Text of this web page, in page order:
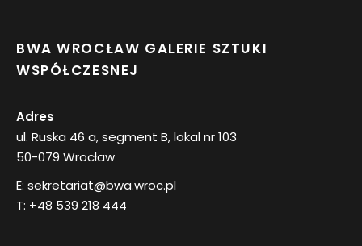
BWA WROCŁAW GALERIE SZTUKI
WSPÓŁCZESNEJ
Adres
ul. Ruska 46 a, segment B, lokal nr 103
50-079 Wrocław
E: sekretariat@bwa.wroc.pl
T: +48 539 218 444